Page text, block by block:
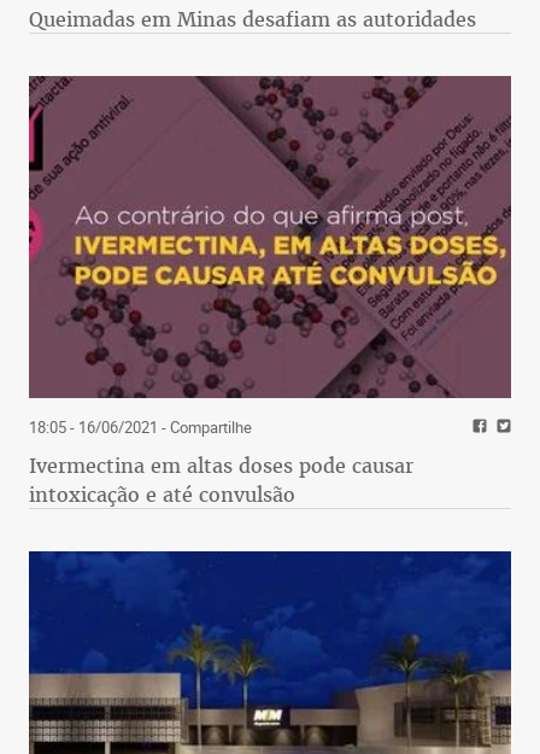
Queimadas em Minas desafiam as autoridades
18:05 - 16/06/2021 - Compartilhe
Ivermectina em altas doses pode causar
intoxicação e até convulsão